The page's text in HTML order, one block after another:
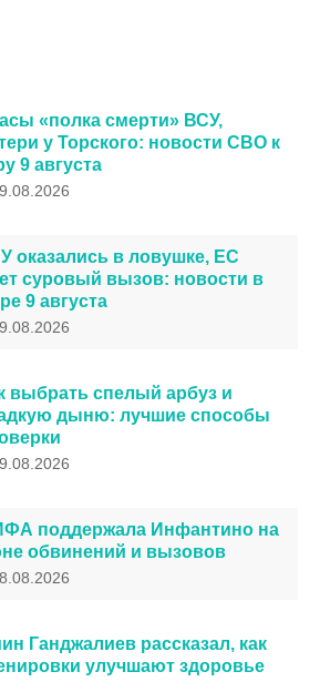
«полка смерти» ВСУ,
у Торского: новости СВО к
9 августа
оказались в ловушке, ЕС
суровый вызов: новости в
9 августа
выбрать спелый арбуз и
дыню: лучшие способы
поддержала Инфантино на
обвинений и вызовов
Ганджалиев рассказал, как
улучшают здоровье